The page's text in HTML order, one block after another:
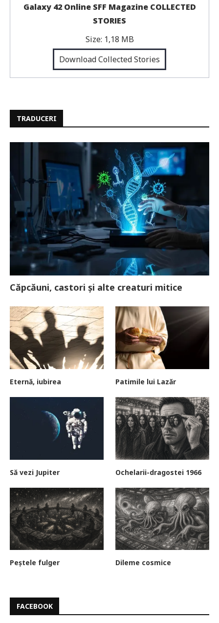
Galaxy 42 Online SFF Magazine COLLECTED
STORIES
Size: 1,18 MB
Download Collected Stories
TRADUCERI
Căpcăuni, castori și alte creaturi mitice
Eternă, iubirea Patimile lui Lazăr
Să vezi Jupiter Ochelarii-dragostei 1966
Peștele fulger Dileme cosmice
FACEBOOK